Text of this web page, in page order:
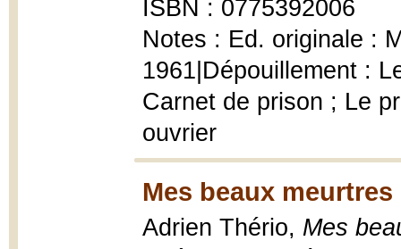
ISBN : 0775392006
Notes : Ed. originale :
1961|Dépouillement :
Carnet de prison ; Le
ouvrier
Mes beaux meurtres
Adrien Thério, Mes